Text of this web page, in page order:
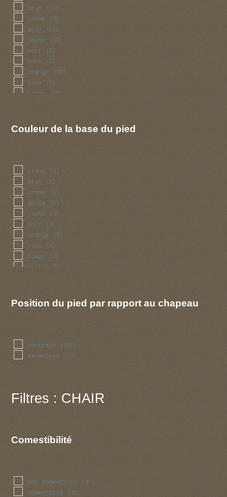
brun (19)
creme (9)
gris (12)
jaune (33)
noir (2)
ocre (1)
orange (20)
rose (6)
rouge (18)
Couleur de la base du pied
blanc (2)
brun (6)
creme (1)
grise (1)
jaune (9)
noir (3)
orange (5)
rose (4)
rouge (2)
violet (1)
Position du pied par rapport au chapeau
centrale (865)
excentree (12)
Filtres : CHAIR
Comestibilité
bon comestible (47)
comestible (38)